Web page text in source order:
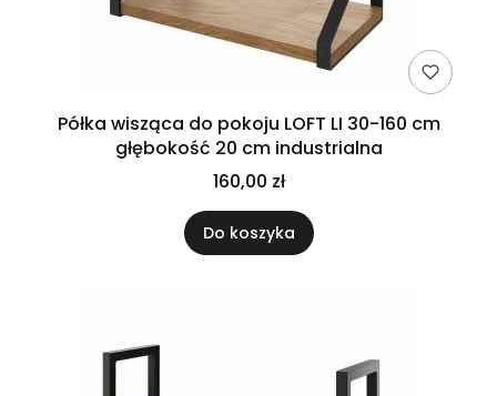
Półka wisząca do pokoju LOFT LI 30-160 cm
głębokość 20 cm industrialna
160,00 zł
Do koszyka